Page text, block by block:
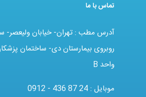
تماس با ما
آدرس مطب : تهران- خیابان ولیعصر-
واحد B
موبایل : 0912 - 436 87 24